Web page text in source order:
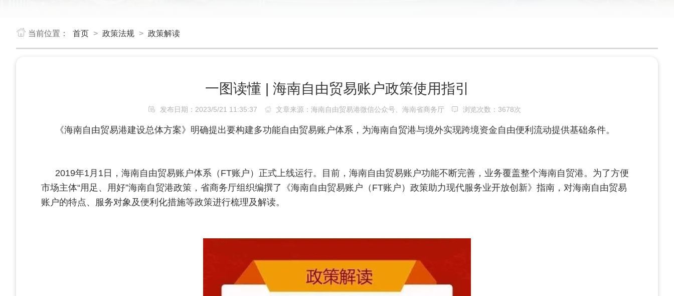
当前位置： 首页 > 政策法规 > 政策解读
一图读懂 | 海南自由贸易账户政策使用指引
发布日期：2023/5/21 11:35:37 文章来源：海南自由贸易港微信公众号、海南省商务厅 浏览次数： 3678次
《海南自由贸易港建设总体方案》明确提出要构建多功能自由贸易账户体系，为海南自贸港与境外实现跨境资金自由便利流动提供基础条件。
2019年1月1日，海南自由贸易账户体系（FT账户）正式上线运行。目前，海南自由贸易账户功能不断完善，业务覆盖整个海南自贸港。为了方便
市场主体“用足、用好”海南自贸港政策，省商务厅组织编撰了《海南自由贸易账户（FT账户）政策助力现代服务业开放创新》指南，对海南自由贸易
账户的特点、服务对象及便利化措施等政策进行梳理及解读。